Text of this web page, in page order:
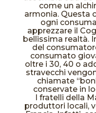
come un
armonia. Questa
ogni
apprezzare il
bellissima realtà.
del
consumato
oltre i 30, 40 o
stravecchi
chiamate
conservate in
I fratelli della
produttori locali,